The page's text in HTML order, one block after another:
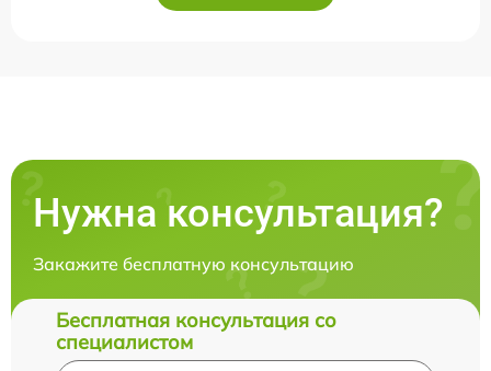
Нужна консультация?
Закажите бесплатную консультацию
Бесплатная консультация со
специалистом